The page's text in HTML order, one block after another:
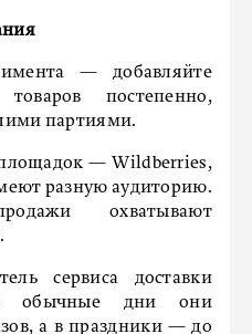
— добавляйте
постепенно,
партиями.
— Wildberries,
разную аудиторию.
охватывают
сервиса доставки
дни они
а в праздники — до